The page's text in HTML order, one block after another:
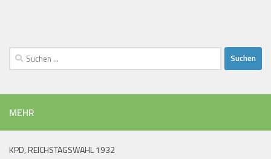
Suchen
nach:
MEHR
KPD, REICHSTAGSWAHL 1932